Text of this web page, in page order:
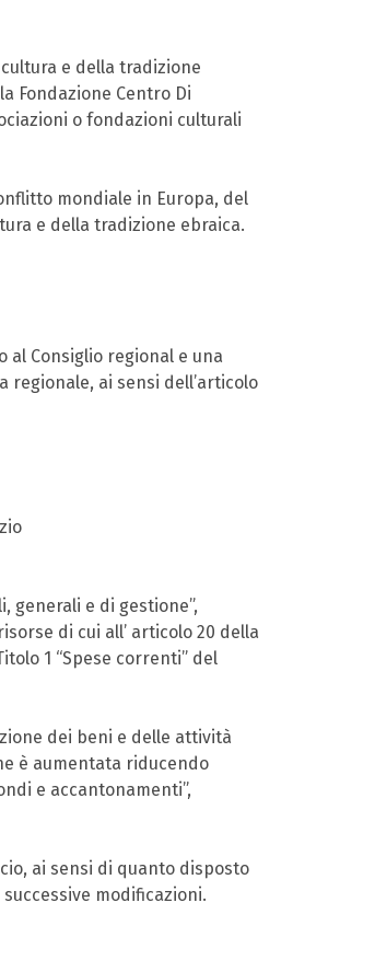
e della tradizione
Fondazione Centro Di
o fondazioni culturali
mondiale in Europa, del
e della tradizione ebraica.
al Consiglio regional e una
ai sensi dell’articolo
generali e di gestione”,
di cui all’ articolo 20 della
1 “Spese correnti” del
dei beni e delle attività
è aumentata riducendo
e accantonamenti”,
ai sensi di quanto disposto
modificazioni.